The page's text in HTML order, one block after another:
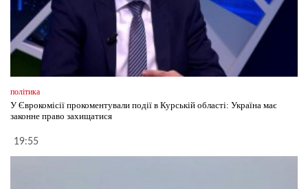
політика
У Єврокомісії прокоментували події в Курській області: Україна має
законне право захищатися
19:55